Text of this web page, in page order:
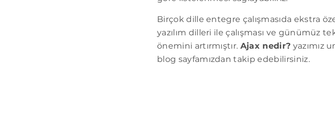
Birçok dille entegre çalışmasıda ekstra
yazılım dilleri ile çalışması ve günümüz
önemini artırmıştır. Ajax nedir? yazımız
blog sayfamızdan takip edebilirsiniz.